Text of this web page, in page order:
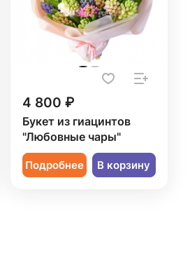
4 800 ₽
Букет из гиацинтов
"Любовные чары"
Подробнее В корзину